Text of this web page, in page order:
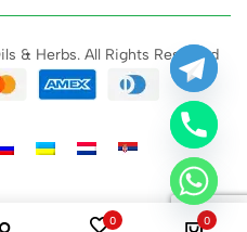
& Herbs. All Rights Reserved
0 0